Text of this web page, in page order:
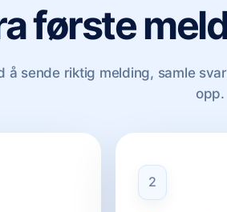
første
å sende riktig melding, samle
opp.
2